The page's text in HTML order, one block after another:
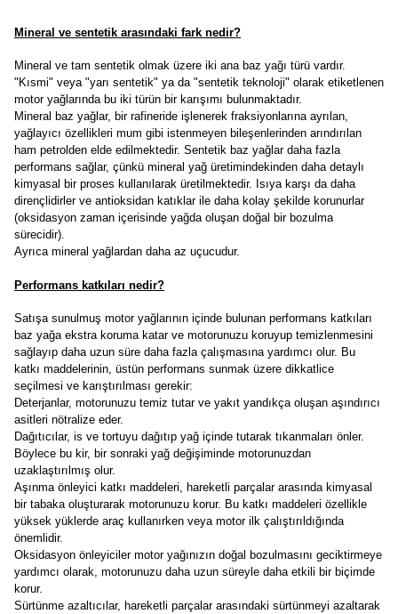
Mineral ve sentetik arasındaki fark nedir?
Mineral ve tam sentetik olmak üzere iki ana baz yağı türü vardır.
"Kısmi" veya "yarı sentetik" ya da "sentetik teknoloji" olarak etiketlenen
motor yağlarında bu iki türün bir karışımı bulunmaktadır.
Mineral baz yağlar, bir rafineride işlenerek fraksiyonlarına ayrılan,
yağlayıcı özellikleri mum gibi istenmeyen bileşenlerinden arındırılan
ham petrolden elde edilmektedir. Sentetik baz yağlar daha fazla
performans sağlar, çünkü mineral yağ üretimindekinden daha detaylı
kimyasal bir proses kullanılarak üretilmektedir. Isıya karşı da daha
dirençlidirler ve antioksidan katıklar ile daha kolay şekilde korunurlar
(oksidasyon zaman içerisinde yağda oluşan doğal bir bozulma
sürecidir).
Ayrıca mineral yağlardan daha az uçucudur.
Performans katkıları nedir?
Satışa sunulmuş motor yağlarının içinde bulunan performans katkıları
baz yağa ekstra koruma katar ve motorunuzu koruyup temizlenmesini
sağlayıp daha uzun süre daha fazla çalışmasına yardımcı olur. Bu
katkı maddelerinin, üstün performans sunmak üzere dikkatlice
seçilmesi ve karıştırılması gerekir:
Deterjanlar, motorunuzu temiz tutar ve yakıt yandıkça oluşan aşındırıcı
asitleri nötralize eder.
Dağıtıcılar, is ve tortuyu dağıtıp yağ içinde tutarak tıkanmaları önler.
Böylece bu kir, bir sonraki yağ değişiminde motorunuzdan
uzaklaştırılmış olur.
Aşınma önleyici katkı maddeleri, hareketli parçalar arasında kimyasal
bir tabaka oluşturarak motorunuzu korur. Bu katkı maddeleri özellikle
yüksek yüklerde araç kullanırken veya motor ilk çalıştırıldığında
önemlidir.
Oksidasyon önleyiciler motor yağınızın doğal bozulmasını geciktirmeye
yardımcı olarak, motorunuzu daha uzun süreyle daha etkili bir biçimde
korur.
Sürtünme azaltıcılar, hareketli parçalar arasındaki sürtünmeyi azaltarak